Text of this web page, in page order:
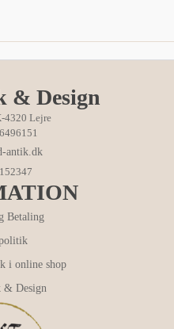
& Design
4320 Lejre
antik.dk
Betaling
i online shop
& Design